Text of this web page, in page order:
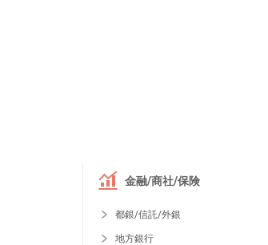
金融/商社/保険
都銀/信託/外銀
地方銀行